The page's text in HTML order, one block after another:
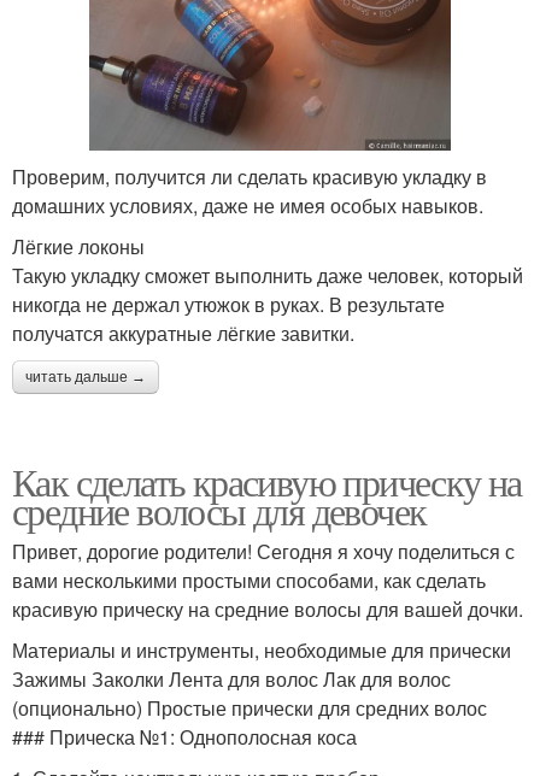
Проверим, получится ли сделать красивую укладку в
домашних условиях, даже не имея особых навыков.
Лёгкие локоны
Такую укладку сможет выполнить даже человек, который
никогда не держал утюжок в руках. В результате
получатся аккуратные лёгкие завитки.
читать дальше →
Как сделать красивую прическу на
средние волосы для девочек
Привет, дорогие родители! Сегодня я хочу поделиться с
вами несколькими простыми способами, как сделать
красивую прическу на средние волосы для вашей дочки.
Материалы и инструменты, необходимые для прически
Зажимы Заколки Лента для волос Лак для волос
(опционально) Простые прически для средних волос
### Прическа №1: Однополосная коса